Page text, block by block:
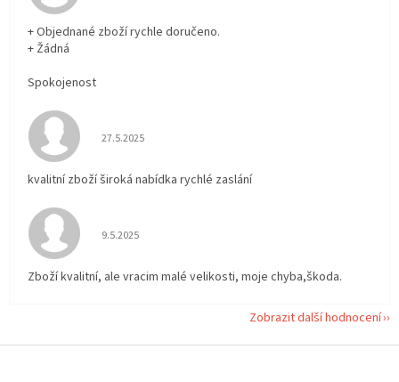
+ Objednané zboží rychle doručeno.
+ Žádná
Spokojenost
Hodnocení obchodu je 5 z 5 hvězdiček.
27.5.2025
kvalitní zboží široká nabídka rychlé zaslání
Hodnocení obchodu je 5 z 5 hvězdiček.
9.5.2025
Zboží kvalitní, ale vracim malé velikosti, moje chyba,škoda.
Zobrazit další hodnocení